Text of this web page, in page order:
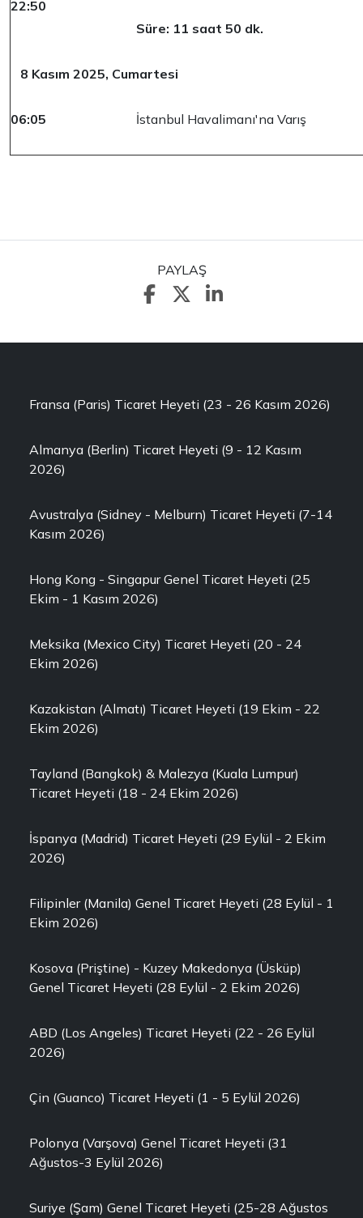
22:50
Süre: 11 saat 50 dk.
8 Kasım 2025, Cumartesi
06:05 İstanbul Havalimanı'na Varış
PAYLAŞ
Fransa (Paris) Ticaret Heyeti (23 - 26 Kasım 2026)
Almanya (Berlin) Ticaret Heyeti (9 - 12 Kasım
2026)
Avustralya (Sidney - Melburn) Ticaret Heyeti (7-14
Kasım 2026)
Hong Kong - Singapur Genel Ticaret Heyeti (25
Ekim - 1 Kasım 2026)
Meksika (Mexico City) Ticaret Heyeti (20 - 24
Ekim 2026)
Kazakistan (Almatı) Ticaret Heyeti (19 Ekim - 22
Ekim 2026)
Tayland (Bangkok) & Malezya (Kuala Lumpur)
Ticaret Heyeti (18 - 24 Ekim 2026)
İspanya (Madrid) Ticaret Heyeti (29 Eylül - 2 Ekim
2026)
Filipinler (Manila) Genel Ticaret Heyeti (28 Eylül - 1
Ekim 2026)
Kosova (Priştine) - Kuzey Makedonya (Üsküp)
Genel Ticaret Heyeti (28 Eylül - 2 Ekim 2026)
ABD (Los Angeles) Ticaret Heyeti (22 - 26 Eylül
2026)
Çin (Guanco) Ticaret Heyeti (1 - 5 Eylül 2026)
Polonya (Varşova) Genel Ticaret Heyeti (31
Ağustos-3 Eylül 2026)
Suriye (Şam) Genel Ticaret Heyeti (25-28 Ağustos